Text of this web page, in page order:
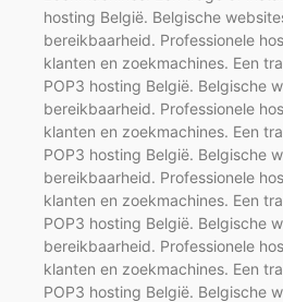
hosting België. Belgische
bereikbaarheid. Professionele
klanten en zoekmachines. Een
POP3 hosting België. Belgische
bereikbaarheid. Professionele
klanten en zoekmachines. Een
POP3 hosting België. Belgische
bereikbaarheid. Professionele
klanten en zoekmachines. Een
POP3 hosting België. Belgische
bereikbaarheid. Professionele
klanten en zoekmachines. Een
POP3 hosting België. Belgische